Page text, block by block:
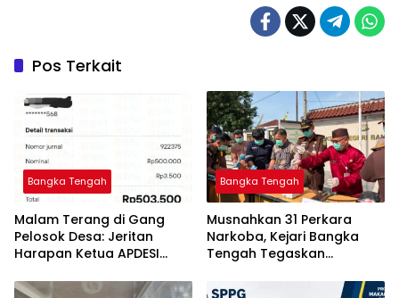
Pos Terkait
Bangka Tengah
Malam Terang di Gang
Pelosok Desa: Jeritan
Harapan Ketua APDESI
Babel
Bangka Tengah
Musnahkan 31 Perkara
Narkoba, Kejari Bangka
Tengah Tegaskan
Kejahatan Hingga Tuntas